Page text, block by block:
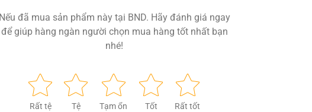
Nếu đã mua sản phẩm này tại BND. Hãy đánh giá ngay
để giúp hàng ngàn người chọn mua hàng tốt nhất bạn
nhé!
Rất tệ Tệ Tạm ổn Tốt Rất tốt